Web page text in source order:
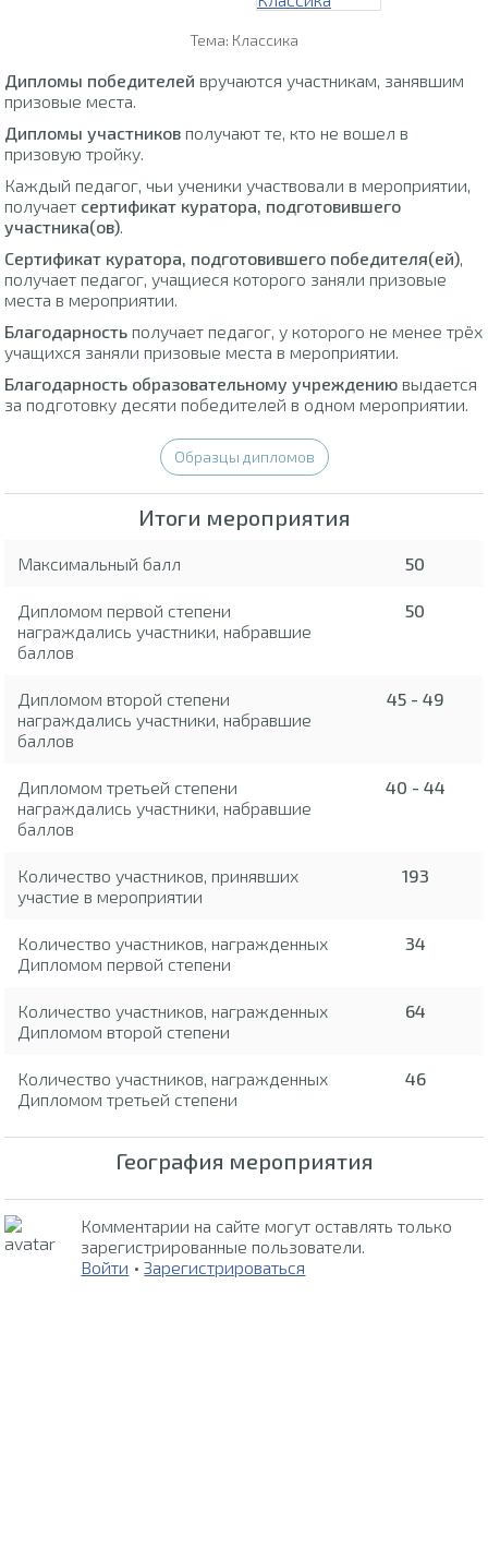
Тема: Классика
Дипломы победителей вручаются участникам, занявшим
призовые места.
Дипломы участников получают те, кто не вошел в
призовую тройку.
Каждый педагог, чьи ученики участвовали в мероприятии,
получает сертификат куратора, подготовившего
участника(ов)
Сертификат куратора, подготовившего победителя(ей)
получает педагог, учащиеся которого заняли призовые
места в мероприятии.
Благодарность получает педагог, у которого не менее трёх
учащихся заняли призовые места в мероприятии.
Благодарность образовательному учреждению выдается
за подготовку десяти победителей в одном мероприятии.
Образцы дипломов
Итоги мероприятия
Максимальный балл 50
Дипломом первой степени
награждались участники, набравшие
баллов
50
Дипломом второй степени
награждались участники, набравшие
баллов
45 - 49
Дипломом третьей степени
награждались участники, набравшие
баллов
40 - 44
Количество участников, принявших
участие в мероприятии
193
Количество участников, награжденных
Дипломом первой степени
34
Количество участников, награжденных
Дипломом второй степени
64
Количество участников, награжденных
Дипломом третьей степени
46
География мероприятия
Комментарии на сайте могут оставлять только
зарегистрированные пользователи.
Войти •Зарегистрироваться